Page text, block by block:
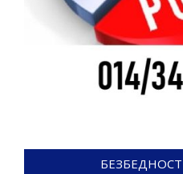
БЕЗБЕДНОСТ